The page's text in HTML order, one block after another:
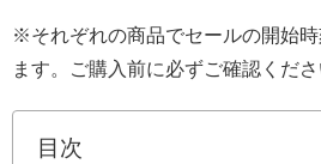
※それぞれの商品でセールの開始時
ます。ご購入前に必ずご確認くださ
目次